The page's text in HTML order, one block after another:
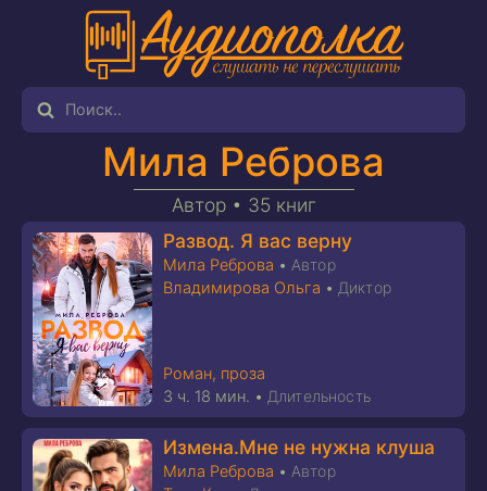
Мила Реброва
Автор • 35 книг
Развод. Я вас верну
Мила Реброва • Автор
Владимирова Ольга • Диктор
Роман, проза
3 ч. 18 мин. • Длительность
Измена.Мне не нужна клуша
Мила Реброва • Автор